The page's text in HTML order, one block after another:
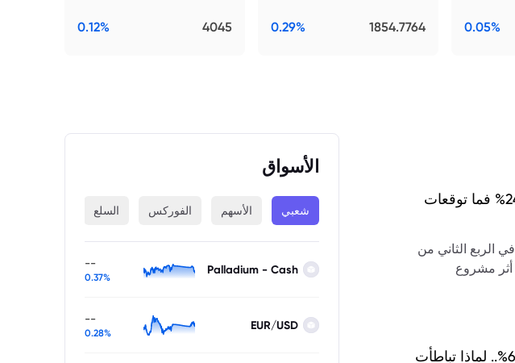
0.05%
1854.7764
0.29%
4045
0.12%
نتائج اس ام سي Q2 2026: الأرباح تقفز 24% فما توقعات
اس ام سي للرعاية الصحية 24% في الربع الثاني من
أثر مشروع
الإنماء: نمو التمويل يرفع دخل العمليات 6.2%.. لماذا تباطأت
الأسواق
شعبي الأسهم الفوركس السلع
Palladium - Cash
--
0.37%
EUR/USD
--
0.28%